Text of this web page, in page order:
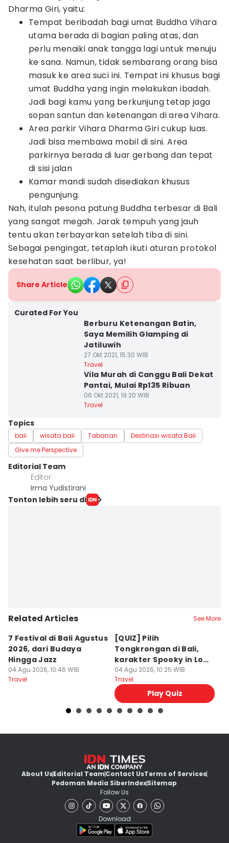
Dharma Giri, yaitu:
Tempat beribadah bagi umat Buddha Vihara
utama berada di bagian paling atas, dan
perlu menaiki anak tangga lagi untuk menuju
ke sana. Namun, tidak sembarang orang bisa
masuk ke area suci ini. Tempat ini khusus bagi
umat Buddha yang ingin melakukan ibadah.
Jadi bagi kamu yang berkunjung tetap jaga
sopan santun dan ketenangan di area Vihara.
Area parkir Vihara Dharma Giri cukup luas.
Jadi bisa membawa mobil di sini. Area
parkirnya berada di luar gerbang dan tepat
di sisi jalan
Kamar mandi sudah disediakan khusus
pengunjung.
Nah, itulah pesona patung Buddha terbesar di Bali
yang sangat megah. Jarak tempuh yang jauh
tentu akan terbayarkan setelah tiba di sini.
Sebagai pengingat, tetaplah ikuti aturan protokol
kesehatan saat berlibur, ya!
Share Article
Curated For You
Berburu Ketenangan Batin,
Saya Memilih Glamping di
Jatiluwih
27 Okt 2021, 15:30 WIB
Travel
Vila Murah di Canggu Bali Dekat
Pantai, Mulai Rp135 Ribuan
06 Okt 2021, 19:20 WIB
Travel
Topics
bali wisata bali Tabanan
Destinasi wisata Bali
Give me Perspective
Editorial Team
Editor
Irma Yudistirani
Tonton lebih seru di
Related Articles See More
7 Festival di Bali Agustus
2026, dari Budaya
Hingga Jazz
04 Agu 2026, 10:46 WIB
Travel
[QUIZ] Pilih
Tongkrongan di Bali,
karakter Spooky in Love
Ini Mirip Kamu
04 Agu 2026, 10:25 WIB
Travel
Play Quiz
About UsEditorial TeamContact UsTerms of Services
Pedoman Media SiberIndexSitemap
Follow Us
Download